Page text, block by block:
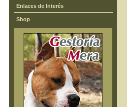
Enlaces de Interés
Shop